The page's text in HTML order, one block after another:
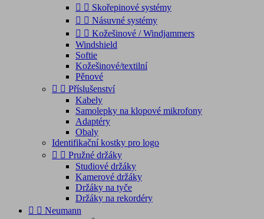
  Skořepinové systémy
  Násuvné systémy
  Kožešinové / Windjammers
Windshield
Softie
Kožešinové/textilní
Pěnové
  Příslušenství
Kabely
Samolepky na klopové mikrofony
Adaptéry
Obaly
Identifikační kostky pro logo
  Pružné držáky
Studiové držáky
Kamerové držáky
Držáky na tyče
Držáky na rekordéry
  Neumann